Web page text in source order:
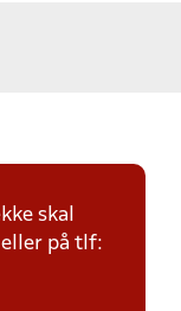
skal
eller på tlf: